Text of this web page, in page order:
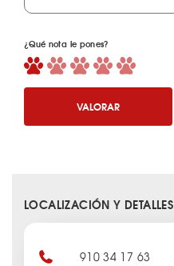
¿Qué nota le pones?
VALORAR
LOCALIZACIÓN Y DETALLES
910 34 17 63